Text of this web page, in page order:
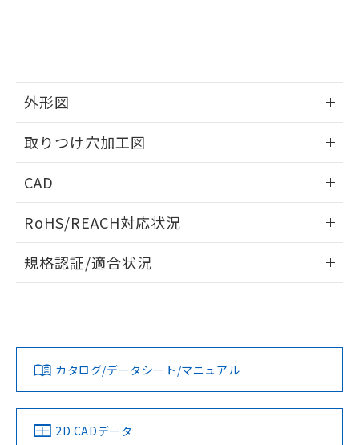
外形図
取りつけ穴加工図
CAD
ドすることができます。
ログイン/会員登録
ダウンロードデータをご利用いただく前に、以下を必ずお読
みください。
ソフトウェアの使用条件
RoHS/REACH対応状況
EU RoHS 注意事項・凡例
対応済み
中国 RoHS 注意事項・凡例
規格認証/適合状況
カタログ/データシート/マニュアル
2D CADデータ
および当社の共同利用者が、当社の製
※当社の共同利用者とは、
の共同利用に関して"
の「1.共同利
とができます。
EU RoHS指令（10物質）の非含有証明書
ものではありません。
また、RoHS指令のフタル酸エステル類４
物質の対応では、対応完了までの期間は出
荷製品に未対応品が混在することから備考
欄に対応日を記載しておりました。